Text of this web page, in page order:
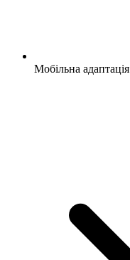
Мобільна адаптація